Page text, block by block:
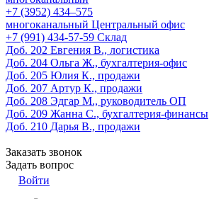
+7 (3952) 434‒575
многоканальный Центральный офис
‎+7 (991) 434-57-59 Склад
Доб. 202 Евгения В., логистика
Доб. 204 Ольга Ж., бухгалтерия-офис
Доб. 205 Юлия К., продажи
Доб. 207 Артур К., продажи
Доб. 208 Эдгар М., руководитель ОП
Доб. 209 Жанна С., бухгалтерия-финансы
Доб. 210 Дарья В., продажи
Заказать звонок
Задать вопрос
Войти